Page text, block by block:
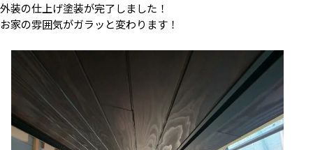
外装の仕上げ塗装が完了しました！
お家の雰囲気がガラッと変わります！